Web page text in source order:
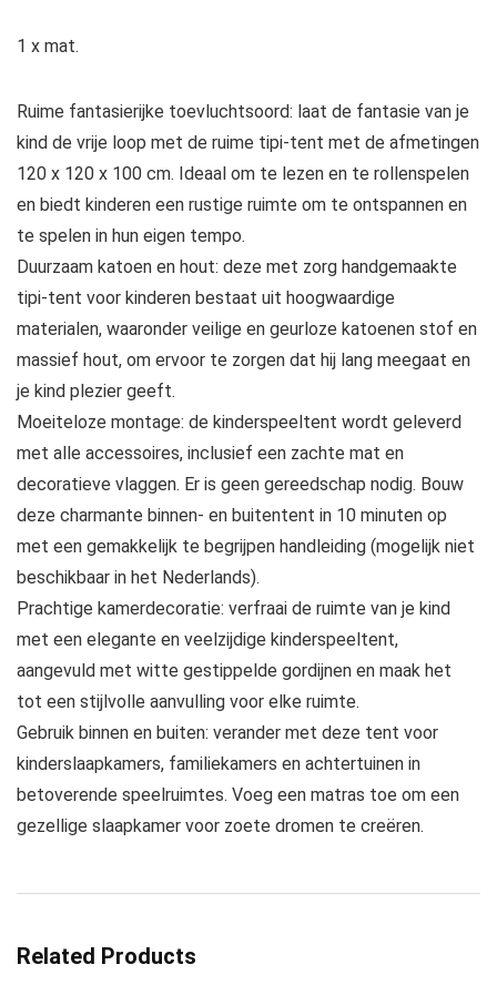
1 x mat.
Ruime fantasierijke toevluchtsoord: laat de fantasie van je
kind de vrije loop met de ruime tipi-tent met de afmetingen
120 x 120 x 100 cm. Ideaal om te lezen en te rollenspelen
en biedt kinderen een rustige ruimte om te ontspannen en
te spelen in hun eigen tempo.
Duurzaam katoen en hout: deze met zorg handgemaakte
tipi-tent voor kinderen bestaat uit hoogwaardige
materialen, waaronder veilige en geurloze katoenen stof en
massief hout, om ervoor te zorgen dat hij lang meegaat en
je kind plezier geeft.
Moeiteloze montage: de kinderspeeltent wordt geleverd
met alle accessoires, inclusief een zachte mat en
decoratieve vlaggen. Er is geen gereedschap nodig. Bouw
deze charmante binnen- en buitentent in 10 minuten op
met een gemakkelijk te begrijpen handleiding (mogelijk niet
beschikbaar in het Nederlands).
Prachtige kamerdecoratie: verfraai de ruimte van je kind
met een elegante en veelzijdige kinderspeeltent,
aangevuld met witte gestippelde gordijnen en maak het
tot een stijlvolle aanvulling voor elke ruimte.
Gebruik binnen en buiten: verander met deze tent voor
kinderslaapkamers, familiekamers en achtertuinen in
betoverende speelruimtes. Voeg een matras toe om een
gezellige slaapkamer voor zoete dromen te creëren.
Related Products